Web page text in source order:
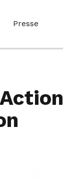
Presse